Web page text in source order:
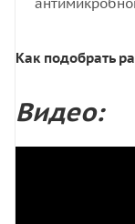
Как подобрать
Видео: